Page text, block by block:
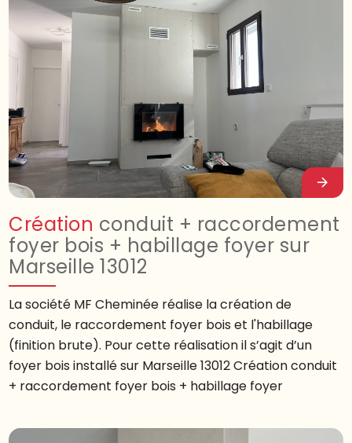
Création conduit + raccordement
foyer bois + habillage foyer sur
Marseille 13012
La société MF Cheminée réalise la création de
conduit, le raccordement foyer bois et l'habillage
(finition brute). Pour cette réalisation il s’agit d’un
foyer bois installé sur Marseille 13012 Création conduit
+ raccordement foyer bois + habillage foyer